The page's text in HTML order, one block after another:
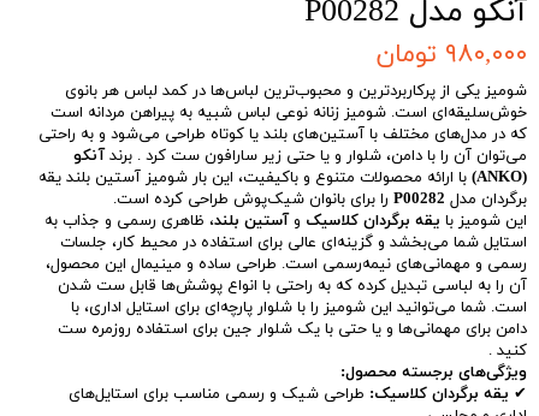
آنکو مدل P00282
۹۸۰,۰۰۰ تومان
شومیز یکی از پرکاربردترین و محبوب‌ترین لباس‌ها در کمد لباس هر بانوی
خوش‌سلیقه‌ای است. شومیز زنانه نوعی لباس شبیه به پیراهن مردانه است
که در مدل‌های مختلف با آستین‌های بلند یا کوتاه طراحی می‌شود و به راحتی
می‌توان آن را با دامن، شلوار و یا حتی زیر سارافون ست کرد . برندآنکو
(ANKO)
با ارائه محصولات متنوع و باکیفیت، این بار شومیز آستین بلند یقه
برگردان مدل P00282 را برای بانوان شیک‌پوش طراحی کرده است.
این شومیز با یقه برگردان کلاسیک وآستین بلند، ظاهری رسمی و جذاب به
استایل شما می‌بخشد و گزینه‌ای عالی برای استفاده در محیط کار، جلسات
رسمی و مهمانی‌های نیمه‌رسمی است. طراحی ساده و مینیمال این محصول،
آن را به لباسی تبدیل کرده که به راحتی با انواع پوشش‌ها قابل ست شدن
است. شما می‌توانید این شومیز را با شلوار پارچه‌ای برای استایل اداری، با
دامن برای مهمانی‌ها و یا حتی با یک شلوار جین برای استفاده روزمره ست
کنید .
ویژگی‌های برجسته محصول:
✔ یقه برگردان کلاسیک: طراحی شیک و رسمی مناسب برای استایل‌های